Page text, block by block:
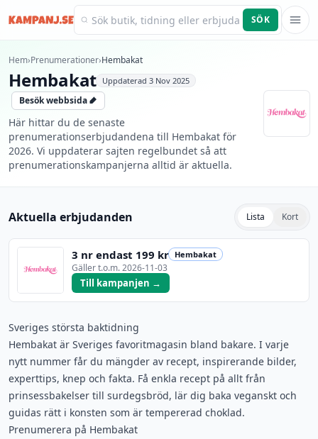
SÖK
Hem›Prenumerationer›Hembakat
Hembakat Uppdaterad3 Nov 2025
Besök webbsida
Här hittar du de senaste
prenumerationserbjudandena till Hembakat för
2026. Vi uppdaterar sajten regelbundet så att
prenumerationskampanjerna alltid är aktuella.
Aktuella erbjudanden Lista Kort
3 nr endast 199 kr Hembakat
Gäller t.o.m.2026-11-03
Till kampanjen →
Sveriges största baktidning
Hembakat är Sveriges favoritmagasin bland bakare. I varje
nytt nummer får du mängder av recept, inspirerande bilder,
experttips, knep och fakta. Få enkla recept på allt från
prinsessbakelser till surdegsbröd, lär dig baka veganskt och
guidas rätt i konsten som är tempererad choklad.
Prenumerera på Hembakat